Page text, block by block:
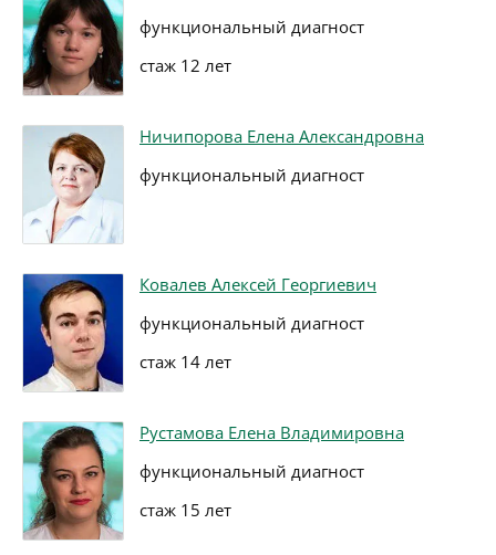
функциональный диагност
стаж 12 лет
Ничипорова Елена Александровна
функциональный диагност
Ковалев Алексей Георгиевич
функциональный диагност
стаж 14 лет
Рустамова Елена Владимировна
функциональный диагност
стаж 15 лет